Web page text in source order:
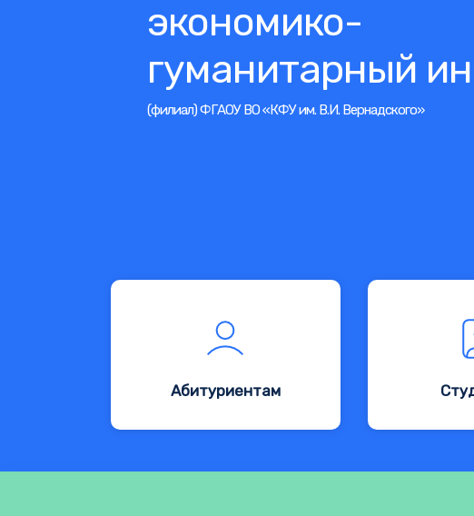
экономико-
гуманитарный
(филиал) ФГАОУ ВО «КФУ им. В.И. Вернадского»
Абитуриентам